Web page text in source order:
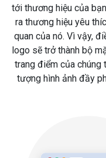
tới thương hiệu của
ra thương hiệu yêu
quan của nó. Vì vậy,
logo sẽ trở thành bộ
trang điểm của
tượng hình ảnh đầy